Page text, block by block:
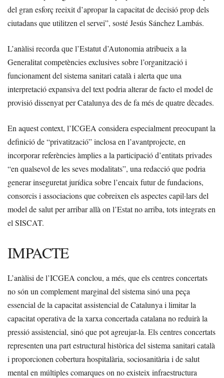
del gran esforç reeixit d’apropar la capacitat de decisió prop dels
ciutadans que utilitzen el servei”, sosté Jesús Sánchez Lambás.
L’anàlisi recorda que l’Estatut d’Autonomia atribueix a la
Generalitat competències exclusives sobre l’organització i
funcionament del sistema sanitari català i alerta que una
interpretació expansiva del text podria alterar de facto el model de
provisió dissenyat per Catalunya des de fa més de quatre dècades.
En aquest context, l’ICGEA considera especialment preocupant la
definició de “privatització” inclosa en l’avantprojecte, en
incorporar referències àmplies a la participació d’entitats privades
“en qualsevol de les seves modalitats”, una redacció que podria
generar inseguretat jurídica sobre l’encaix futur de fundacions,
consorcis i associacions que cobreixen els aspectes capil·lars del
model de salut per arribar allà on l’Estat no arriba, tots integrats en
el SISCAT.
IMPACTE
L’anàlisi de l’ICGEA conclou, a més, que els centres concertats
no són un complement marginal del sistema sinó una peça
essencial de la capacitat assistencial de Catalunya i limitar la
capacitat operativa de la xarxa concertada catalana no reduirà la
pressió assistencial, sinó que pot agreujar-la. Els centres concertats
representen una part estructural històrica del sistema sanitari català
i proporcionen cobertura hospitalària, sociosanitària i de salut
mental en múltiples comarques on no existeix infraestructura